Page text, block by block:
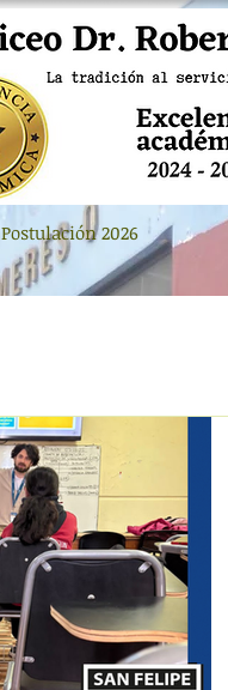
Postulación 2026